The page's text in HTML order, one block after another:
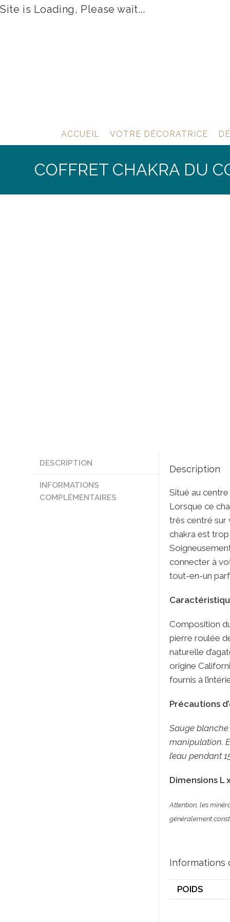
Site is Loading, Please wait...
ACCUEIL VOTRE DÉCORATRICE
COFFRET CHAKRA DU
DESCRIPTION
INFORMATIONS
COMPLÉMENTAIRES
Description
Situé au
Lorsque ce
très centré sur
chakra est trop
connecter à
tout-en-un
Composition
pierre roulée
naturelle
origine
fournis à
Précautions
Sauge
manipulation.
l’eau pendant
Dimensions L
Attention, les
généralement
Informations
POIDS